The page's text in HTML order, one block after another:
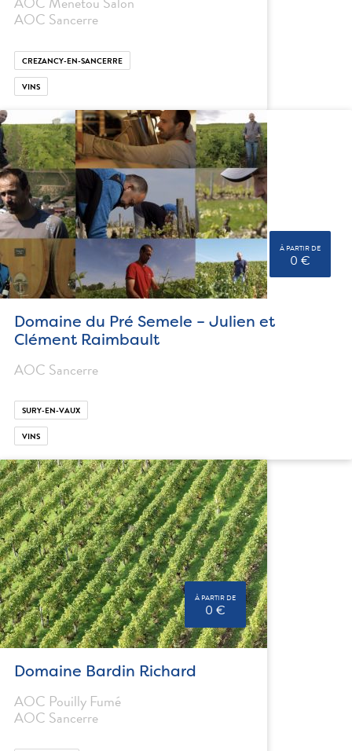
AOC Sancerre
CREZANCY-EN-SANCERRE
VINS
À PARTIR DE
0 €
Domaine du Pré Semele – Julien et
Clément Raimbault
AOC Sancerre
SURY-EN-VAUX
VINS
À PARTIR DE
0 €
Domaine Bardin Richard
AOC Pouilly Fumé
AOC Sancerre